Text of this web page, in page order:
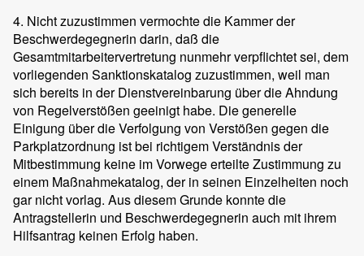
4. Nicht zuzustimmen vermochte die Kammer der
Beschwerdegegnerin darin, daß die
Gesamtmitarbeitervertretung nunmehr verpflichtet sei, dem
vorliegenden Sanktionskatalog zuzustimmen, weil man
sich bereits in der Dienstvereinbarung über die Ahndung
von Regelverstößen geeinigt habe. Die generelle
Einigung über die Verfolgung von Verstößen gegen die
Parkplatzordnung ist bei richtigem Verständnis der
Mitbestimmung keine im Vorwege erteilte Zustimmung zu
einem Maßnahmekatalog, der in seinen Einzelheiten noch
gar nicht vorlag. Aus diesem Grunde konnte die
Antragstellerin und Beschwerdegegnerin auch mit ihrem
Hilfsantrag keinen Erfolg haben.